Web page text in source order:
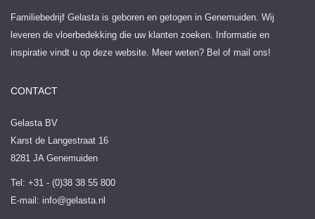
Familiebedrijf Gelasta is geboren en getogen in Genemuiden. Wij
leveren de vloerbedekking die uw klanten zoeken. Informatie en
inspiratie vindt u op deze website. Meer weten? Bel of mail ons!
CONTACT
Gelasta BV
Karst de Langestraat 16
8281 JA Genemuiden
Tel: +31 - (0)38 38 55 800
E-mail: info@gelasta.nl